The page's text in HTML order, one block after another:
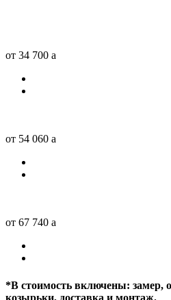
от 34 700 a
от 54 060 a
от 67 740 a
*В стоимость включены: замер,
козырьки, доставка и монтаж.